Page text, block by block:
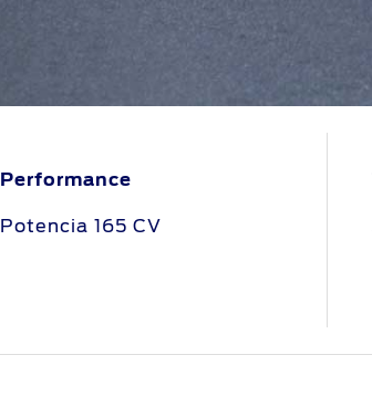
Performance
Potencia 165 CV